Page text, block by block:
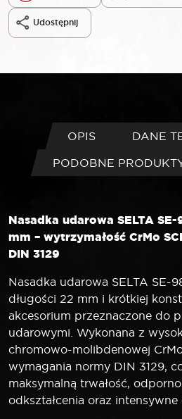
Udostępnij
OPIS
DANE
PODOBNE
Nasadka udarowa SELTA
mm – wytrzymałość CrMo
DIN 3129
Nasadka udarowa SELTA SE-
długości 22 mm i krótkiej
akcesorium przeznaczone do
udarowymi. Wykonana z
chromowo-molibdenowej
wymagania normy DIN 3129,
maksymalną trwałość,
odkształcenia oraz intensywne